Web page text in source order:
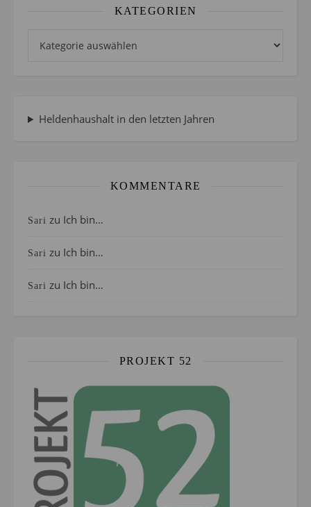
KATEGORIEN
Heldenhaushalt in den letzten Jahren
KOMMENTARE
Sari zu Ich bin…
Sari zu Ich bin…
Sari zu Ich bin…
PROJEKT 52